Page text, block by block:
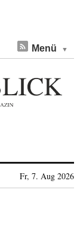
Menü
Fr, 7. Aug 2026